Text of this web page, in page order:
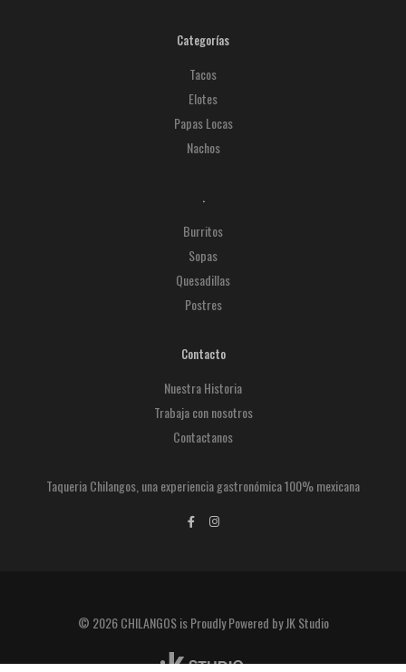
Categorías
Tacos
Elotes
Papas Locas
Nachos
.
Burritos
Sopas
Quesadillas
Postres
Contacto
Nuestra Historia
Trabaja con nosotros
Contactanos
Taqueria Chilangos, una experiencia gastronómica 100% mexicana
© 2026 CHILANGOS is Proudly Powered by JK Studio